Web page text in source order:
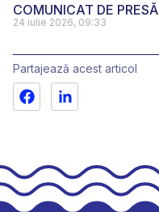
COMUNICAT DE PRESĂ
24 iulie 2026, 09:33
Partajează acest articol